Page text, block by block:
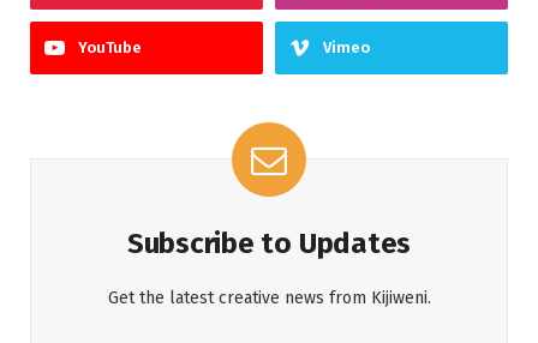
YouTube Vimeo
Subscribe to Updates
Get the latest creative news from Kijiweni.